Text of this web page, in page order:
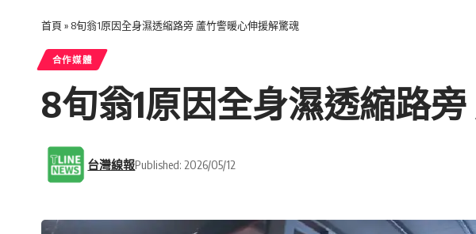
首頁 » 8旬翁1原因全身濕透縮路旁 蘆竹警暖心伸援解驚魂
合作媒體
8旬翁1原因全身濕透縮路
台灣線報Published: 2026/05/12